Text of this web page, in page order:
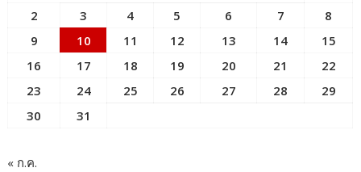
2
3 4 5 6 7
8
9
10 11 12 13 14
15
16
17 18 19 20 21
22
23
24 25 26 27 28
29
30
31
« ก.ค.